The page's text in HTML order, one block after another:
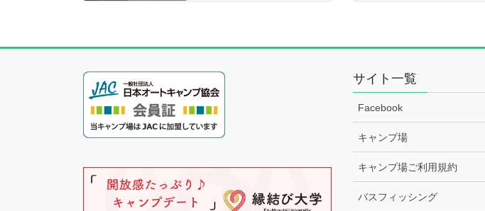
サイト一覧
Facebook
キャンプ場
キャンプ場ご利用規約
バスフィッシング